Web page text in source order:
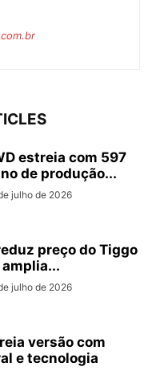
estreia com 597
de produção...
julho de 2026
preço do Tiggo
amplia...
julho de 2026
versão com
e tecnologia